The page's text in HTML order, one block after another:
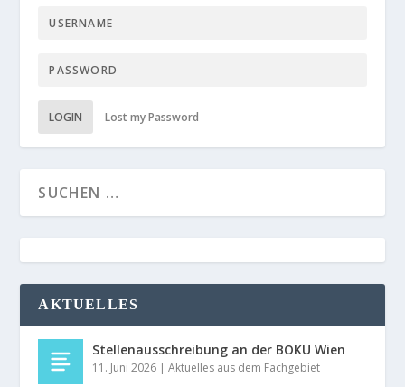
LOGIN Lost my Password
AKTUELLES
Stellenausschreibung an der BOKU Wien
11. Juni 2026 |Aktuelles aus dem Fachgebiet